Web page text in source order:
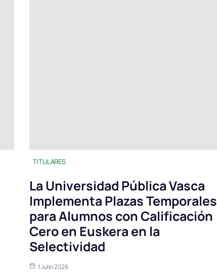
TITULARES
La Universidad Pública Vasca
Implementa Plazas Temporales
para Alumnos con Calificación
Cero en Euskera en la
Selectividad
1 Julio 2026